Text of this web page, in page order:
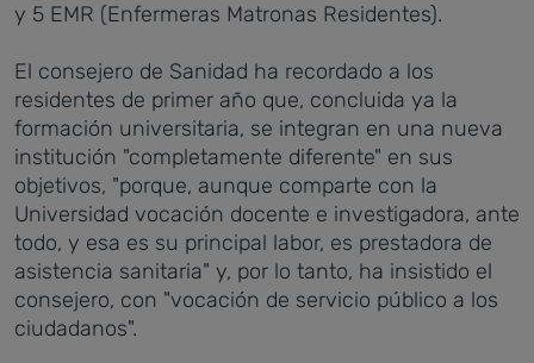
y 5 EMR (Enfermeras Matronas Residentes).
El consejero de Sanidad ha recordado a los
residentes de primer año que, concluida ya la
formación universitaria, se integran en una nueva
institución "completamente diferente" en sus
objetivos, "porque, aunque comparte con la
Universidad vocación docente e investigadora, ante
todo, y esa es su principal labor, es prestadora de
asistencia sanitaria" y, por lo tanto, ha insistido el
consejero, con "vocación de servicio público a los
ciudadanos".